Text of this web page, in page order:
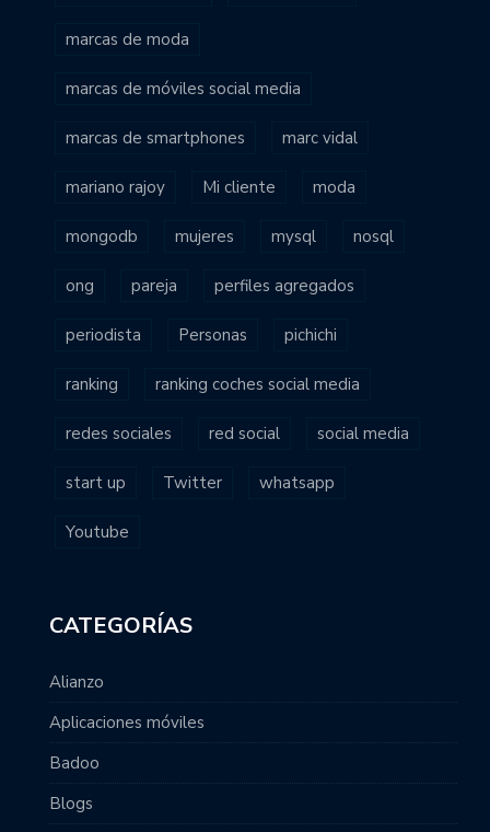
marcas de moda
marcas de móviles social media
marcas de smartphones marc vidal
mariano rajoy Mi cliente moda
mongodb mujeres mysql nosql
ong pareja perfiles agregados
periodista Personas pichichi
ranking ranking coches social media
redes sociales red social social media
start up Twitter whatsapp
Youtube
CATEGORÍAS
Alianzo
Aplicaciones móviles
Badoo
Blogs